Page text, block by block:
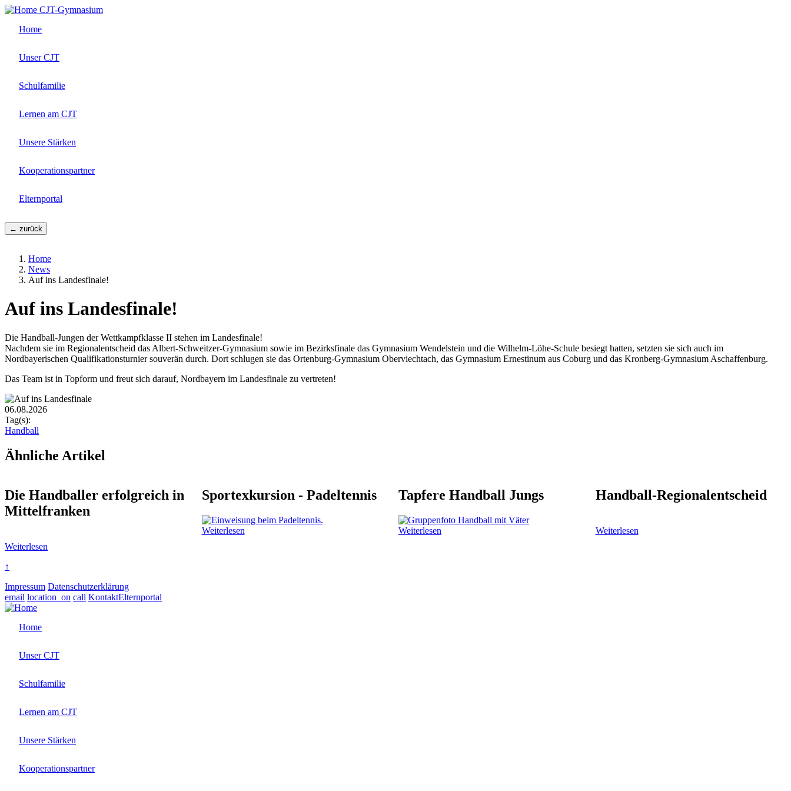
Direkt
Inhalt
CJT-Gymnasium
Home
Unser CJT
Schulfamilie
Lernen am CJT
Unsere Stärken
Kooperationspartner
Elternportal
← zurück
Home
News
Auf ins Landesfinale!
Auf ins Landesfinale!
Textkörper
Die Handball-Jungen der Wettkampfklasse II stehen im Landesfinale!
Nachdem sie im Regionalentscheid das Albert-Schweitzer-Gymnasium sowie im Bezirksfinale das Gymnasium Wendelstein und die Wilhelm-Löhe-Schule besiegt hatten, setzten sie sich auch im
Nordbayerischen Qualifikationsturnier souverän durch. Dort schlugen sie das Ortenburg-Gymnasium Oberviechtach, das Gymnasium Ernestinum aus Coburg und das Kronberg-Gymnasium Aschaffenburg.
Das Team ist in Topform und freut sich darauf, Nordbayern im Landesfinale zu vertreten!
Rasterbild
Zusätzliche Bilder
06.08.2026
Tag(s):
Handball
Ähnliche Artikel
Die Handballer erfolgreich in
Mittelfranken
Weiterlesen
Sportexkursion - Padeltennis
Weiterlesen
Tapfere Handball Jungs
Weiterlesen
Handball-Regionalentscheid
Weiterlesen
↑
Impressum Datenschutzerklärung
email location_on call KontaktElternportal
Home
Unser CJT
Schulfamilie
Lernen am CJT
Unsere Stärken
Kooperationspartner